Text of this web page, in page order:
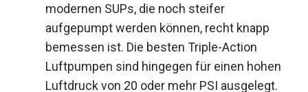
modernen SUPs, die noch steifer
aufgepumpt werden können, recht knapp
bemessen ist. Die besten Triple-Action
Luftpumpen sind hingegen für einen hohen
Luftdruck von 20 oder mehr PSI ausgelegt.